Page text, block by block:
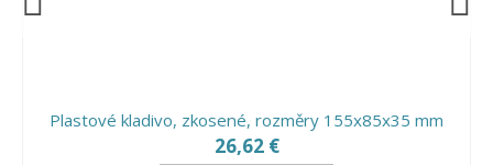
Plastové kladivo, zkosené, rozměry 155x85x35 mm
26,62 €